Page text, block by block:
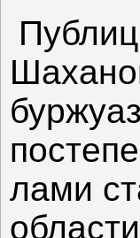
лами